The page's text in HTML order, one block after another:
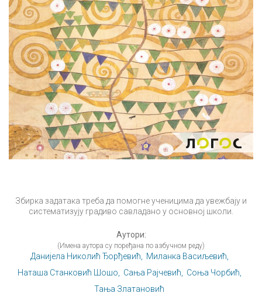
Збирка задатака треба да помогне ученицима да увежбају и
систематизују градиво савладано у основној школи.
Аутори:
(Имена аутора су поређана по азбучном реду)
Данијела Николић Ђорђевић, Миланка Васиљевић,
Наташа Станковић Шошо, Сања Рајчевић, Соња Чорбић,
Тања Златановић